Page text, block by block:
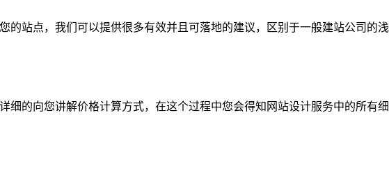
的站点，我们可以提供很多有效并且可落地的建议，区别于一般建站公司的
细的向您讲解价格计算方式，在这个过程中您会得知网站设计服务中的所有